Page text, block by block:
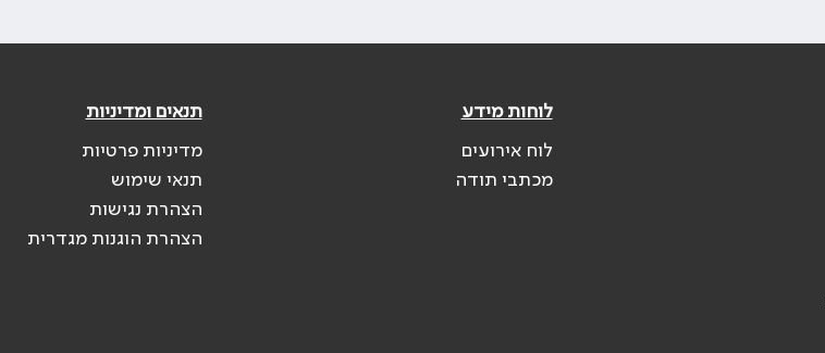
לוחות מידע
לוח אירועים
מכתבי תודה
תנאים ומדיניות
מדיניות פרטיות
תנאי שימוש
הצהרת נגישות
הצהרת הוגנות מגדרית